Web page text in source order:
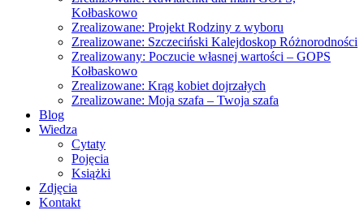
Kołbaskowo
Zrealizowane: Projekt Rodziny z wyboru
Zrealizowane: Szczeciński Kalejdoskop Różnorodności
Zrealizowany: Poczucie własnej wartości – GOPS
Kołbaskowo
Zrealizowane: Krąg kobiet dojrzałych
Zrealizowane: Moja szafa – Twoja szafa
Blog
Wiedza
Cytaty
Pojęcia
Książki
Zdjęcia
Kontakt